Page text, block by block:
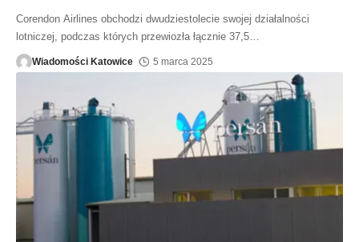
Corendon Airlines obchodzi dwudziestolecie swojej działalności
lotniczej, podczas których przewiozła łącznie 37,5
Wiadomości Katowice 5 marca 2025